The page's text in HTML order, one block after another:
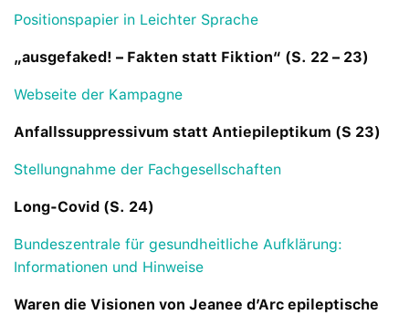
Positionspapier in Leichter Sprache
„ausgefaked! – Fakten statt Fiktion“ (S. 22 – 23)
Webseite der Kampagne
Anfallssuppressivum statt Antiepileptikum (S 23)
Stellungnahme der Fachgesellschaften
Long-Covid (S. 24)
Bundeszentrale für gesundheitliche Aufklärung:
Informationen und Hinweise
Waren die Visionen von Jeanee d’Arc epileptische